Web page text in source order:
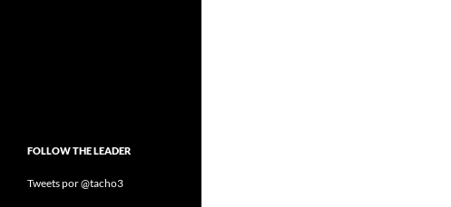
FOLLOW THE LEADER
Tweets por @tacho3